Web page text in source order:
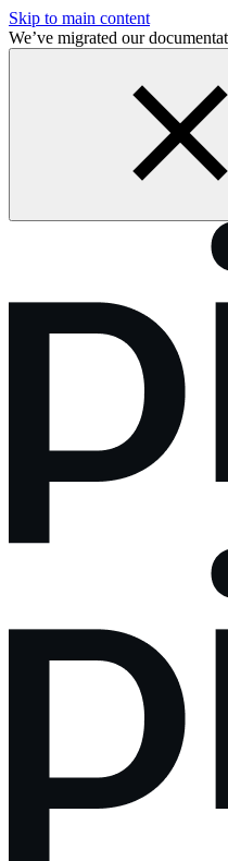
Skip to main content
We’ve migrated our